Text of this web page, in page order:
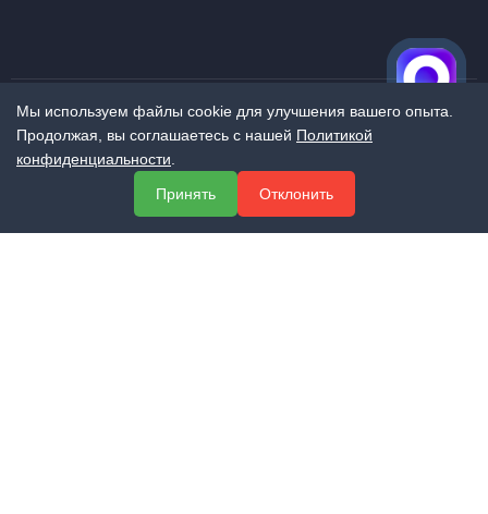
МЕНЮ
Мы используем файлы cookie для улучшения вашего опыта.
Продолжая, вы соглашаетесь с нашей Политикой
конфиденциальности
Принять
Отклонить